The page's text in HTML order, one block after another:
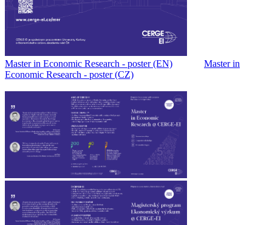
Master in Economic Research - poster (EN)
Master in
Economic Research - poster (CZ)